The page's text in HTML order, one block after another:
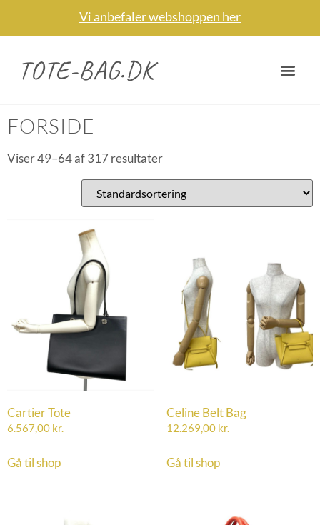
Vi anbefaler webshoppen her
TOTE-BAG.DK
FORSIDE
Viser 49–64 af 317 resultater
Cartier Tote
6.567,00 kr.
Gå til shop
Celine Belt Bag
12.269,00 kr.
Gå til shop